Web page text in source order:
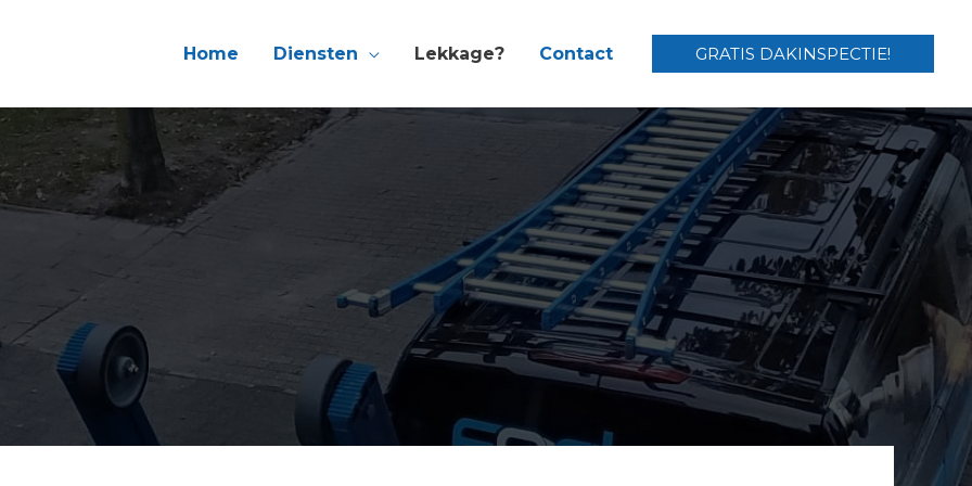
Home Diensten Lekkage? Contact GRATIS DAKINSPECTIE!